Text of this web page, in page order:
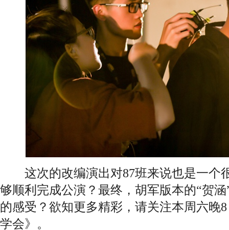
这次的改编演出对87班来说也是一个
够顺利完成公演？最终，胡军版本的“贺
的感受？欲知更多精彩，请关注本周六晚
学会》。